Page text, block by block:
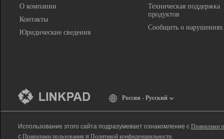
О компании
Контакты
Юридические сведения
Техническая поддержка
продуктов
Сообщить о нарушениях
Россия - Русский
Использование этого сайта подразумевает ознакомление с Правилами
с Правилами пользования и Политикой конфиденциальности.